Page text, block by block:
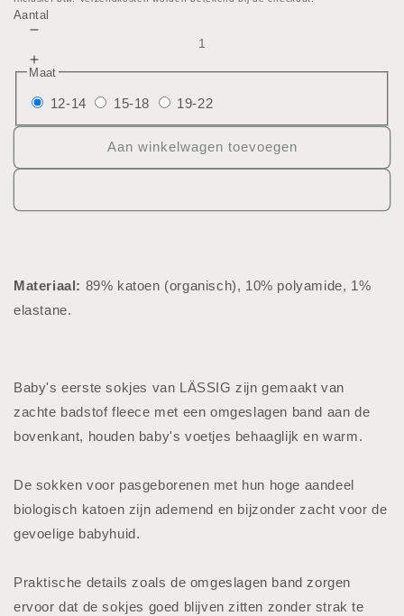
Aantal
verlagen
voor
Newborn
sokken
-
Aantal
voor
Newborn
Maat
12-14 15-18 19-22
Aan winkelwagen toevoegen
Materiaal: 89% katoen (organisch), 10% polyamide, 1%
elastane.
Baby's eerste sokjes van LÄSSIG zijn gemaakt van
zachte badstof fleece met een omgeslagen band aan de
bovenkant, houden baby's voetjes behaaglijk en warm.
De sokken voor pasgeborenen met hun hoge aandeel
biologisch katoen zijn ademend en bijzonder zacht voor de
gevoelige babyhuid.
Praktische details zoals de omgeslagen band zorgen
ervoor dat de sokjes goed blijven zitten zonder strak te